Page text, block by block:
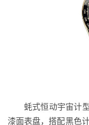
蚝式恒动宇宙计
漆面表盘，搭配黑色